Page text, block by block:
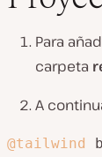
Para
carpeta
A
@tailwind